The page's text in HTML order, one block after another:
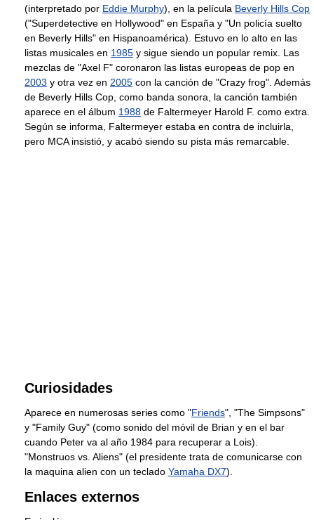
(interpretado por Eddie Murphy), en la película Beverly Hills Cop
("Superdetective en Hollywood" en España y "Un policía suelto
en Beverly Hills" en Hispanoamérica). Estuvo en lo alto en las
listas musicales en 1985 y sigue siendo un popular remix. Las
mezclas de "Axel F" coronaron las listas europeas de pop en
2003 y otra vez en 2005 con la canción de "Crazy frog". Además
de Beverly Hills Cop, como banda sonora, la canción también
aparece en el álbum 1988 de Faltermeyer Harold F. como extra.
Según se informa, Faltermeyer estaba en contra de incluirla,
pero MCA insistió, y acabó siendo su pista más remarcable.
Curiosidades
Aparece en numerosas series como "Friends", "The Simpsons"
y "Family Guy" (como sonido del móvil de Brian y en el bar
cuando Peter va al año 1984 para recuperar a Lois).
"Monstruos vs. Aliens" (el presidente trata de comunicarse con
la maquina alien con un teclado Yamaha DX7).
Enlaces externos